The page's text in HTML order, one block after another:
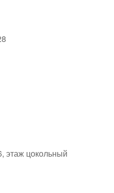
этаж цокольный